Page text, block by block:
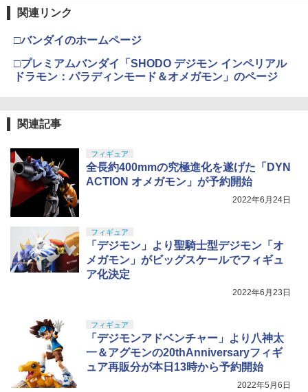
関連リンク
□バンダイのホームページ
□プレミアムバンダイ「SHODO デジモン インペリアル
ドラモン：パラディンモード＆オメガモン」のページ
関連記事
フィギュア
全長約400mmの究極進化を遂げた「DYN
ACTION オメガモン」が予約開始
2022年6月24日
フィギュア
「デジモン」より聖騎士型デジモン「オ
メガモン」がビッグスケールでフィギュ
ア化決定
2022年6月23日
フィギュア
「デジモンアドベンチャー」より八神太
一＆アグモンの20thAnniversaryフィギ
ュア再販分が本日13時から予約開始
2022年5月6日